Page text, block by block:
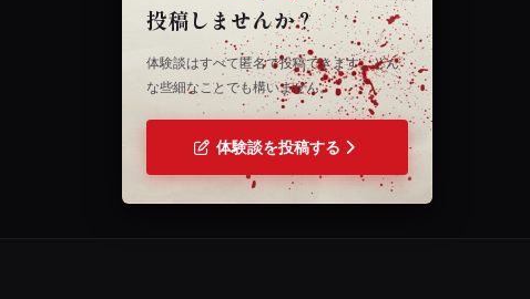
投稿しませんか？
体験談はすべて匿名で投稿できます。どん
な些細なことでも構いません。
体験談を投稿する